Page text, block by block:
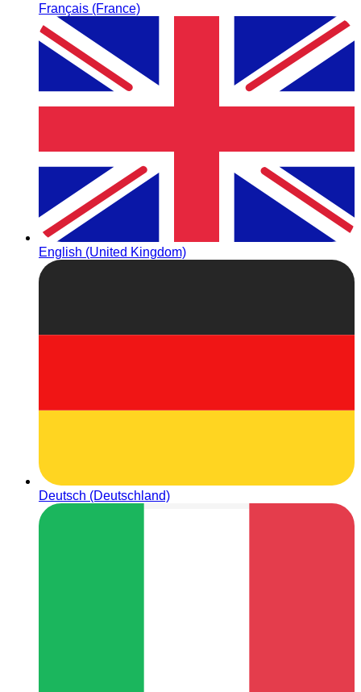
Français (France)
English (United Kingdom)
Deutsch (Deutschland)